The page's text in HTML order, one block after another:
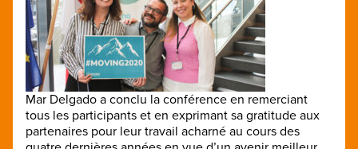
Mar Delgado a conclu la conférence en remerciant
tous les participants et en exprimant sa gratitude aux
partenaires pour leur travail acharné au cours des